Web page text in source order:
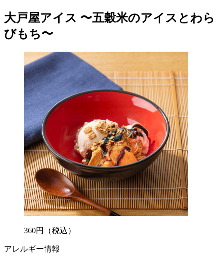
大戸屋アイス 〜五穀米のアイスとわら
びもち〜
360円 （税込）
アレルギー情報